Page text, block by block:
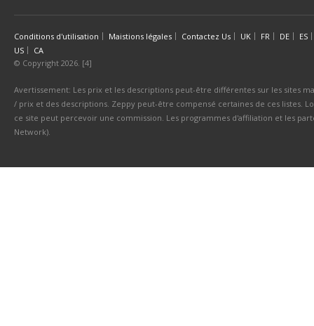
Conditions d'utilisation Maistions légales Contactez Us UK FR DE
ES
US
CA
© Copyright 2026. [4]
Avertissement: Les prix et les descriptions peut-être différentes sur les sites
/ prix et des descriptions. Zeppy peut-être compensé certaines de ces listes.
ce site peut percevoir une commission. Les programmes d'affiliation et les
Network).